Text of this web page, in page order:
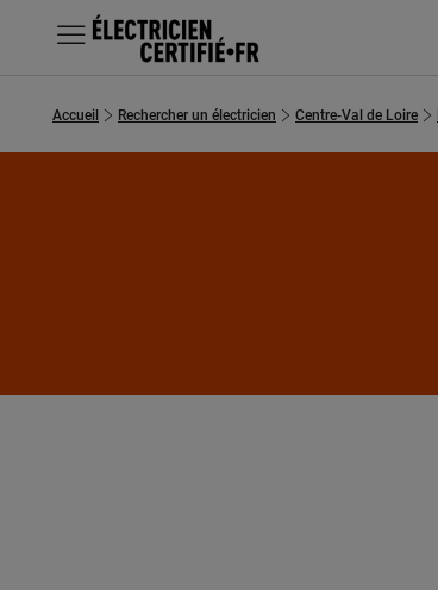
MENU
Chercher un électricien
Accueil Rechercher un électricien Centre-Val de Loire